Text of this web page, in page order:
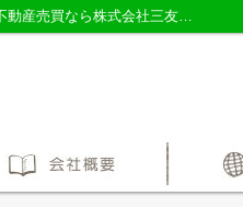
品川区戸越4丁目アパートの過去掲載物件｜品川区・目黒区・大田区の不動産売買なら株式会社三友社売買センター